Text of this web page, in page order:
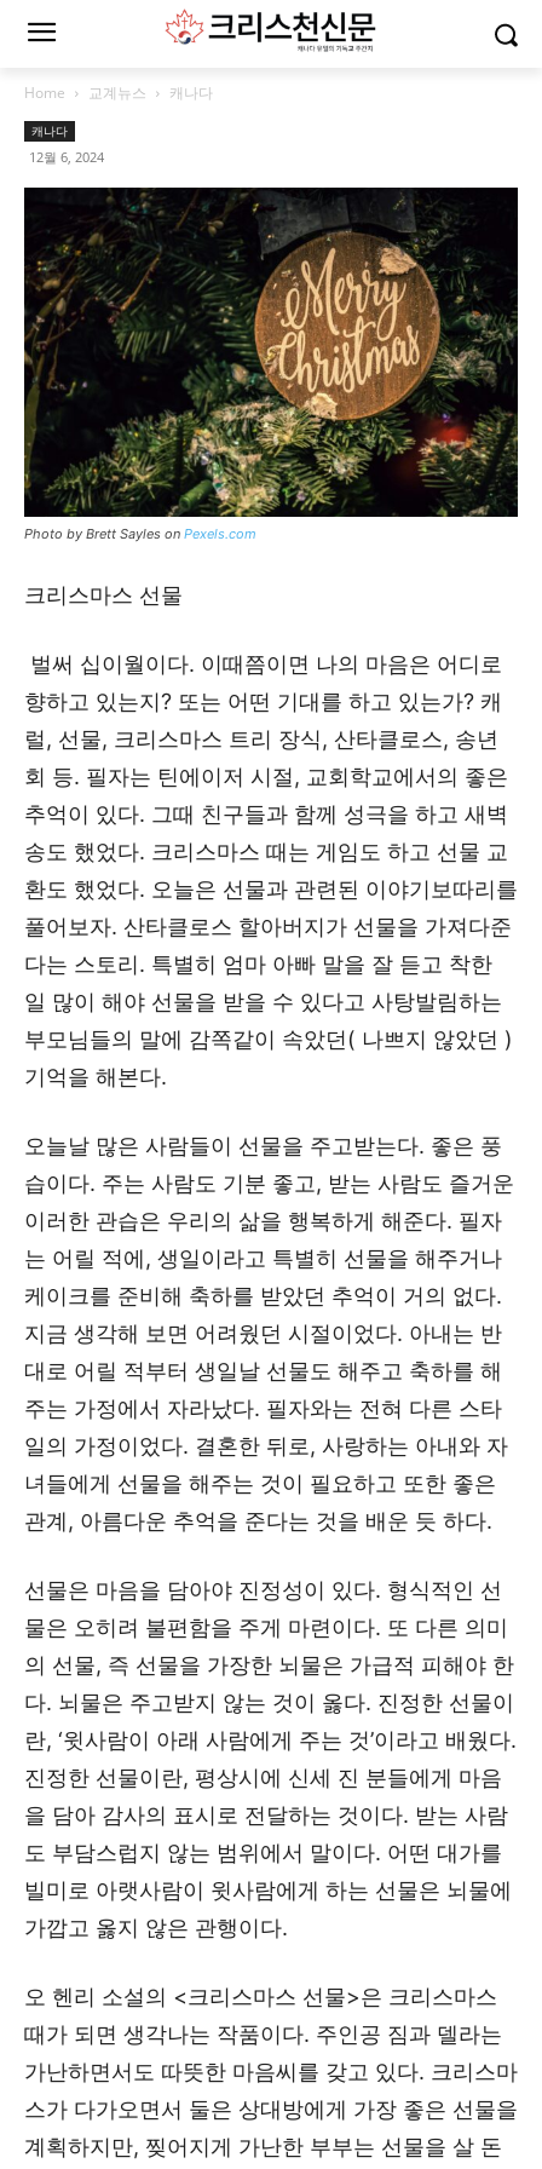
Home 교계뉴스 캐나다
캐나다
12월 6, 2024
Photo by Brett Sayles on Pexels.com
크리스마스 선물
벌써 십이월이다. 이때쯤이면 나의 마음은 어디로
향하고 있는지? 또는 어떤 기대를 하고 있는가? 캐
럴, 선물, 크리스마스 트리 장식, 산타클로스, 송년
회 등. 필자는 틴에이저 시절, 교회학교에서의 좋은
추억이 있다. 그때 친구들과 함께 성극을 하고 새벽
송도 했었다. 크리스마스 때는 게임도 하고 선물 교
환도 했었다. 오늘은 선물과 관련된 이야기보따리를
풀어보자. 산타클로스 할아버지가 선물을 가져다준
다는 스토리. 특별히 엄마 아빠 말을 잘 듣고 착한
일 많이 해야 선물을 받을 수 있다고 사탕발림하는
부모님들의 말에 감쪽같이 속았던( 나쁘지 않았던 )
기억을 해본다.
오늘날 많은 사람들이 선물을 주고받는다. 좋은 풍
습이다. 주는 사람도 기분 좋고, 받는 사람도 즐거운
이러한 관습은 우리의 삶을 행복하게 해준다. 필자
는 어릴 적에, 생일이라고 특별히 선물을 해주거나
케이크를 준비해 축하를 받았던 추억이 거의 없다.
지금 생각해 보면 어려웠던 시절이었다. 아내는 반
대로 어릴 적부터 생일날 선물도 해주고 축하를 해
주는 가정에서 자라났다. 필자와는 전혀 다른 스타
일의 가정이었다. 결혼한 뒤로, 사랑하는 아내와 자
녀들에게 선물을 해주는 것이 필요하고 또한 좋은
관계, 아름다운 추억을 준다는 것을 배운 듯 하다.
선물은 마음을 담아야 진정성이 있다. 형식적인 선
물은 오히려 불편함을 주게 마련이다. 또 다른 의미
의 선물, 즉 선물을 가장한 뇌물은 가급적 피해야 한
다. 뇌물은 주고받지 않는 것이 옳다. 진정한 선물이
란, ‘윗사람이 아래 사람에게 주는 것’이라고 배웠다.
진정한 선물이란, 평상시에 신세 진 분들에게 마음
을 담아 감사의 표시로 전달하는 것이다. 받는 사람
도 부담스럽지 않는 범위에서 말이다. 어떤 대가를
빌미로 아랫사람이 윗사람에게 하는 선물은 뇌물에
가깝고 옳지 않은 관행이다.
오 헨리 소설의 <크리스마스 선물>은 크리스마스
때가 되면 생각나는 작품이다. 주인공 짐과 델라는
가난하면서도 따뜻한 마음씨를 갖고 있다. 크리스마
스가 다가오면서 둘은 상대방에게 가장 좋은 선물을
계획하지만, 찢어지게 가난한 부부는 선물을 살 돈